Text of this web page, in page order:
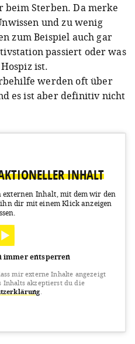
beim Sterben. Da merke
und zu wenig
zum Beispiel auch gar
passiert oder was
ist.
werden oft über
es ist aber definitiv nicht
INHALT
externen Inhalt, mit dem wir den
dir mit einem Klick anzeigen
immer entsperren
mir externe Inhalte angezeigt
Inhalts akzeptierst du die